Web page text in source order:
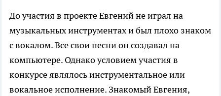
До участия в проекте Евгений не играл на
музыкальных инструментах и был плохо знаком
с вокалом. Все свои песни он создавал на
компьютере. Однако условием участия в
конкурсе являлось инструментальное или
вокальное исполнение. Знакомый Евгения,